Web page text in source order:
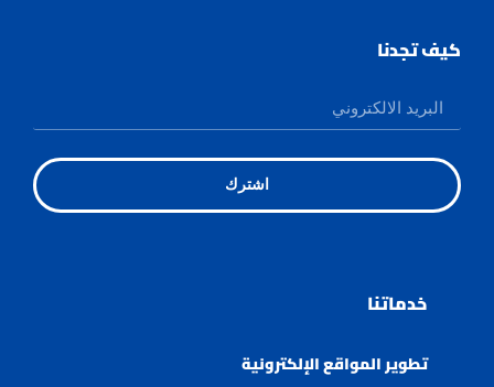
كيف تجدنا
اشترك
خدماتنا
تطوير المواقع الإلكترونية